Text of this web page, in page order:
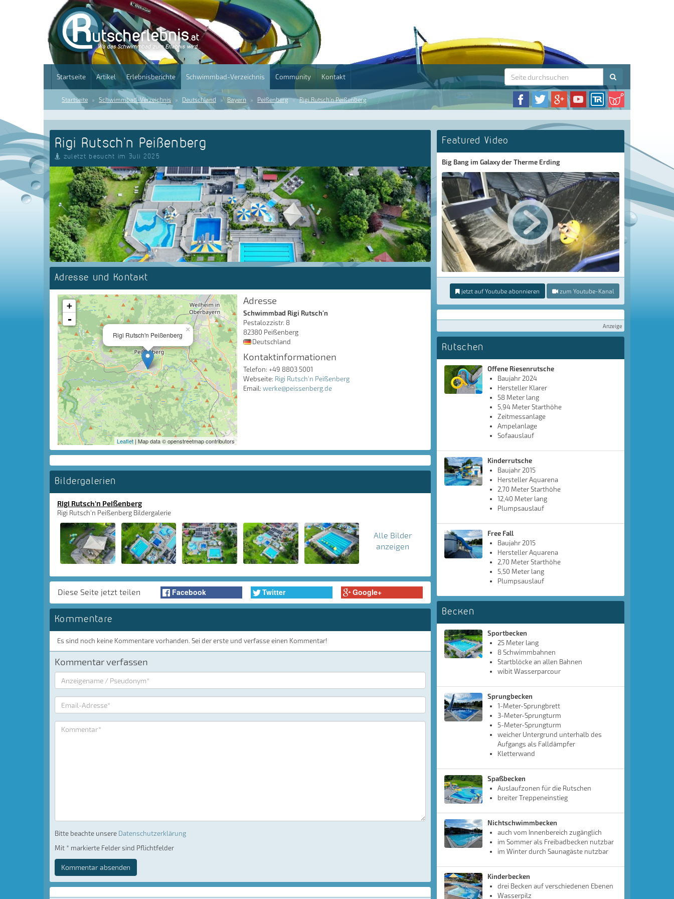
Startseite Artikel Erlebnisberichte Schwimmbad-Verzeichnis Community Kontakt
Startseite Schwimmbad-Verzeichnis Deutschland Bayern Peißenberg Rigi Rutsch'n Peißenberg
Rigi Rutsch'n Peißenberg
zuletzt besucht im Juli 2025
Adresse und Kontakt
×
Rigi Rutsch'n Peißenberg
+
-
Leaflet| Map data © openstreetmap contributors
Adresse
Schwimmbad Rigi Rutsch'n
Pestalozzistr. 8
82380 Peißenberg
Deutschland
Kontaktinformationen
Telefon: +49 8803 5001
Webseite: Rigi Rutsch'n Peißenberg
Email: werke@peissenberg.de
Bildergalerien
Rigi Rutsch'n Peißenberg
Rigi Rutsch'n Peißenberg Bildergalerie
Alle Bilder
anzeigen
Diese Seite jetzt teilen Facebook Twitter Google+
Kommentare
Es sind noch keine Kommentare vorhanden. Sei der erste und verfasse einen Kommentar!
Kommentar verfassen
Bitte beachte unsere Datenschutzerklärung
Mit * markierte Felder sind Pflichtfelder
Kommentar absenden
Featured Video
Big Bang im Galaxy der Therme Erding
jetzt auf Youtube abonnieren zum Youtube-Kanal
Anzeige
Rutschen
Offene Riesenrutsche
Baujahr 2024
Hersteller Klarer
58 Meter lang
5,94 Meter Starthöhe
Zeitmessanlage
Ampelanlage
Sofaauslauf
Kinderrutsche
Baujahr 2015
Hersteller Aquarena
2,70 Meter Starthöhe
12,40 Meter lang
Plumpsauslauf
Free Fall
Baujahr 2015
Hersteller Aquarena
2,70 Meter Starthöhe
5,50 Meter lang
Plumpsauslauf
Becken
Sportbecken
25 Meter lang
8 Schwimmbahnen
Startblöcke an allen Bahnen
wibit Wasserparcour
Sprungbecken
1-Meter-Sprungbrett
3-Meter-Sprungturm
5-Meter-Sprungturm
weicher Untergrund unterhalb des
Aufgangs als Falldämpfer
Kletterwand
Spaßbecken
Auslaufzonen für die Rutschen
breiter Treppeneinstieg
Nichtschwimmbecken
auch vom Innenbereich zugänglich
im Sommer als Freibadbecken nutzbar
im Winter durch Saunagäste nutzbar
Kinderbecken
drei Becken auf verschiedenen Ebenen
Wasserpilz